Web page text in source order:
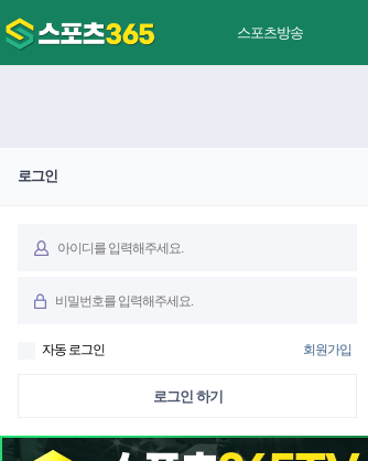
스포츠방송
로그인
자동 로그인 회원가입
로그인 하기